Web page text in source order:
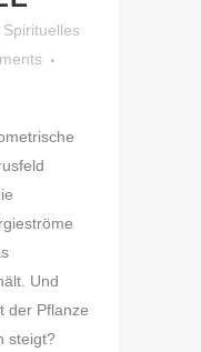
Spirituelles
Und
der Pflanze
steigt?